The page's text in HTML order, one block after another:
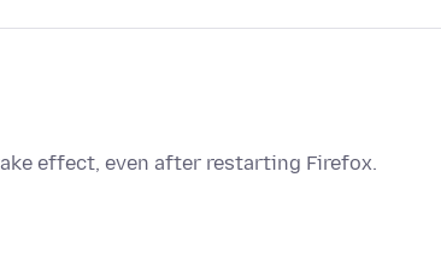
effect, even after restarting Firefox.